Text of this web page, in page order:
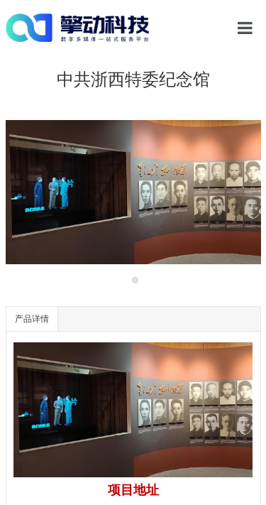
多媒体
案例中心
新闻资讯
中共浙西特委纪念馆
产品详情
项目地址